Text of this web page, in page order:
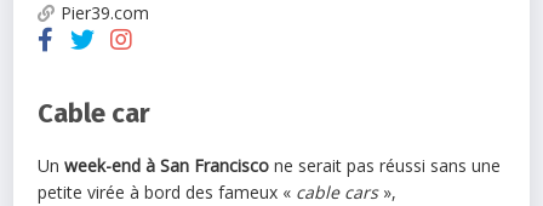
Pier39.com
Cable car
Un week-end à San Francisco ne serait pas réussi sans une
petite virée à bord des fameux « cable cars»,